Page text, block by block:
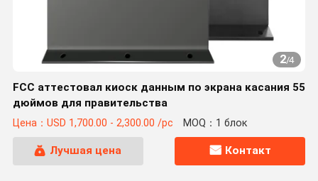
2/4
FCC аттестовал киоск данным по экрана касания 55
дюймов для правительства
Цена：USD 1,700.00 - 2,300.00 /pc MOQ：1 блок
Лучшая цена Контакт